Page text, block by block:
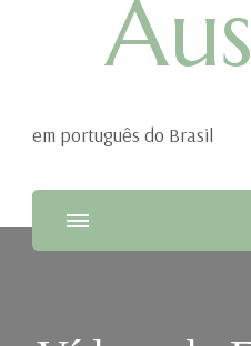
em português do Brasil